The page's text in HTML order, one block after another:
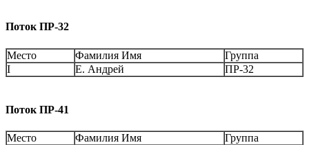
Поток ПР-32
Место Фамилия Имя
Группа
I
Е. Андрей ПР-32
Поток ПР-41
Место Фамилия Имя
Группа